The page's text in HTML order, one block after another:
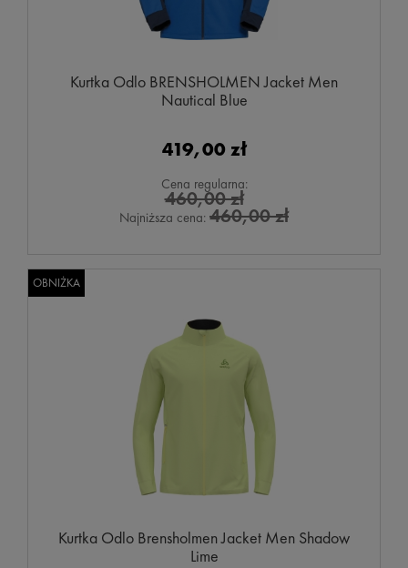
Kurtka Odlo BRENSHOLMEN Jacket Men
Nautical Blue
419,00 zł
Cena regularna:
460,00 zł
Najniższa cena: 460,00 zł
Kurtka Odlo Brensholmen Jacket Men Shadow
Lime
OBNIŻKA